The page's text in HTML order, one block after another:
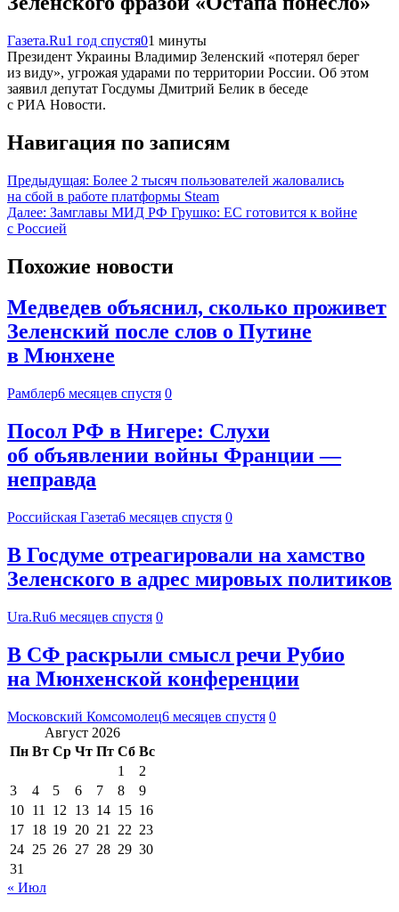
Газета.Ru1 год спустя01 минуты
Президент Украины Владимир Зеленский «потерял берег
из виду», угрожая ударами по территории России. Об этом
заявил депутат Госдумы Дмитрий Белик в беседе
с РИА Новости.
Навигация по записям
Предыдущая: Более 2 тысяч пользователей жаловались
на сбой в работе платформы Steam
Далее: Замглавы МИД РФ Грушко: ЕС готовится к войне
с Россией
Похожие новости
Медведев объяснил, сколько проживет
Зеленский после слов о Путине
в Мюнхене
Рамблер6 месяцев спустя 0
Посол РФ в Нигере: Слухи
об объявлении войны Франции —
неправда
Российская Газета6 месяцев спустя 0
В Госдуме отреагировали на хамство
Зеленского в адрес мировых политиков
Ura.Ru6 месяцев спустя 0
В СФ раскрыли смысл речи Рубио
на Мюнхенской конференции
Московский Комсомолец6 месяцев спустя 0
Август 2026
Пн Вт Ср Чт Пт Сб Вс
1
2
3
4 5 6 7 8
9
10 11 12 13 14 15 16
17 18 19 20 21 22 23
24 25 26 27 28 29 30
31
« Июл